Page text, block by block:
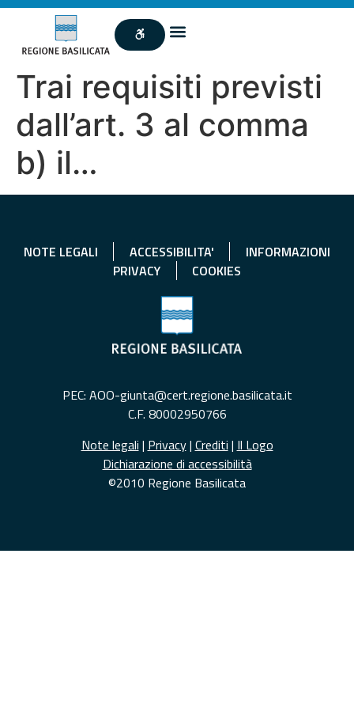
Trai requisiti previsti
dall’art. 3 al comma
b) il…
NOTE LEGALI ACCESSIBILITA'
INFORMAZIONI
PRIVACY
COOKIES
PEC: AOO-giunta@cert.regione.basilicata.it
C.F. 80002950766
Note legali | Privacy| Crediti | Il Logo
Dichiarazione di accessibilità
©2010 Regione Basilicata